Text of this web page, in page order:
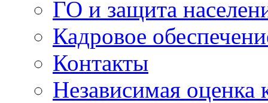
ГО и защита
Кадровое
Контакты
Независимая оценка